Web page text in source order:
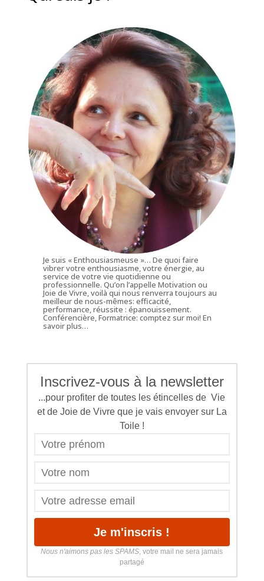
Je suis « Enthousiasmeuse »… De quoi faire
vibrer votre enthousiasme, votre énergie, au
service de votre vie quotidienne ou
professionnelle. Qu’on l’appelle Motivation ou
Joie de Vivre, voilà qui nous renverra toujours au
meilleur de nous-mêmes: efficacité,
performance, réussite : épanouissement.
Conférencière, Formatrice: comptez sur moi!En
savoir plus…
Inscrivez-vous à la newsletter
...pour profiter de toutes les étincelles de Vie
et de Joie de Vivre que je vais envoyer sur La
Toile !
Nous n'aimons pas les SPAMS, votre mail ne sera jamais
partagé